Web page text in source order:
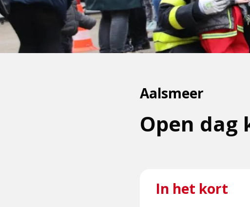
Open dag
Aalsmeer
In het kort